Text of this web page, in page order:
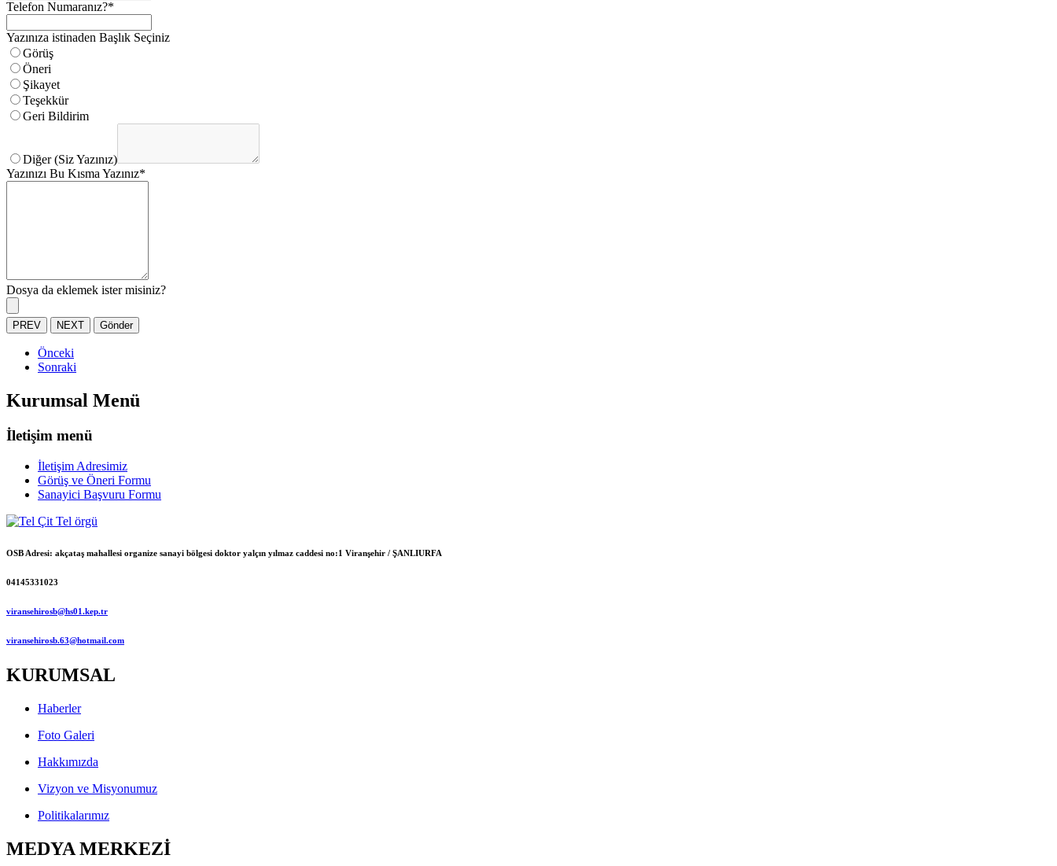
Telefon Numaranız?*
Yazınıza istinaden Başlık Seçiniz
Görüş
Öneri
Şikayet
Teşekkür
Geri Bildirim
Diğer (Siz Yazınız)
Yazınızı Bu Kısma Yazınız*
Dosya da eklemek ister misiniz?
PREV NEXT Gönder
Önceki
Sonraki
Kurumsal Menü
İletişim menü
İletişim Adresimiz
Görüş ve Öneri Formu
Sanayici Başvuru Formu
OSB Adresi: akçataş mahallesi organize sanayi bölgesi doktor yalçın yılmaz caddesi no:1 Viranşehir / ŞANLIURFA
04145331023
viransehirosb@hs01.kep.tr
viransehirosb.63@hotmail.com
KURUMSAL
Haberler
Foto Galeri
Hakkımızda
Vizyon ve Misyonumuz
Politikalarımız
MEDYA MERKEZİ